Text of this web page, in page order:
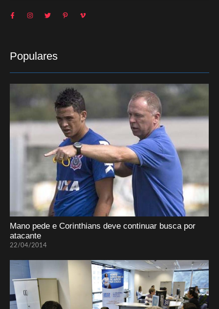
Populares
Mano pede e Corinthians deve continuar busca por
atacante
22/04/2014